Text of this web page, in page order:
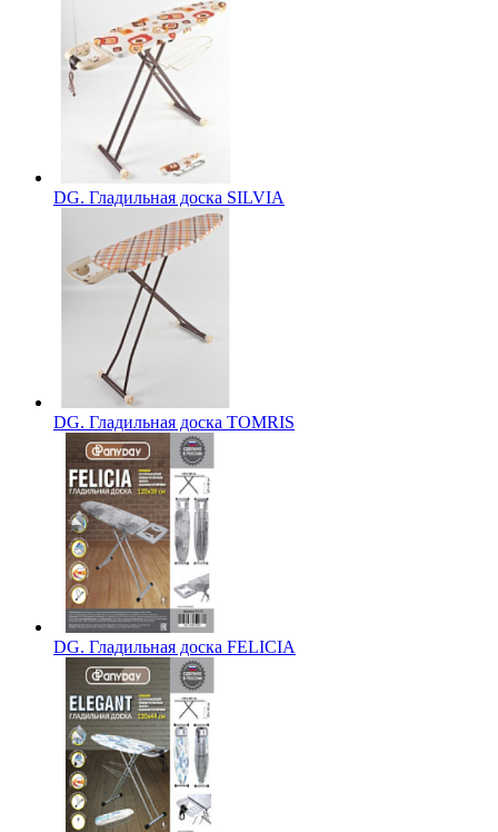
DG. Гладильная доска SILVIA
DG. Гладильная доска TOMRIS
DG. Гладильная доска FELICIA